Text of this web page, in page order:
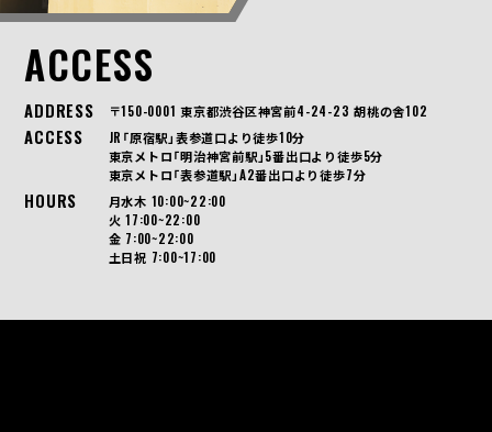
ACCESS
ADDRESS 〒150-0001 東京都渋谷区神宮前4-24-23 胡桃の舎102
ACCESS
JR「原宿駅」表参道口より徒歩10分
東京メトロ「明治神宮前駅」5番出口より徒歩5分
東京メトロ「表参道駅」A2番出口より徒歩7分
HOURS
月水木 10:00~22:00
火 17:00~22:00
金 7:00~22:00
土日祝 7:00~17:00